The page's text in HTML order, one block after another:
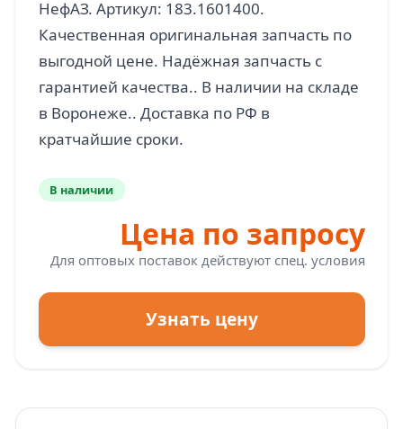
НефАЗ. Артикул: 183.1601400.
Качественная оригинальная запчасть по
выгодной цене. Надёжная запчасть с
гарантией качества.. В наличии на складе
в Воронеже.. Доставка по РФ в
В наличии
Цена по запросу
Для оптовых поставок действуют спец. условия
Узнать цену